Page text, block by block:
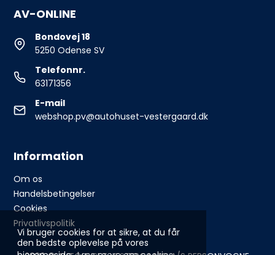
Vi bruger cookies for at sikre, at du får
den bedste oplevelse på vores
AV-ONLINE
Bondovej 18
5250 Odense SV
Telefonnr.
63171356
E-mail
webshop.pv@autohuset-vestergaard.dk
Information
Om os
Handelsbetingelser
Cookies
Privatlivspolitik